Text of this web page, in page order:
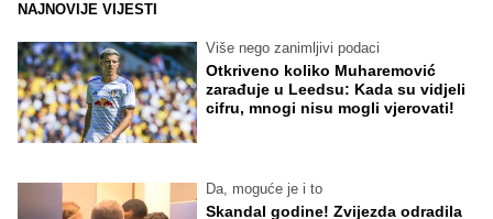
NAJNOVIJE VIJESTI
Više nego zanimljivi podaci
Otkriveno koliko Muharemović
zarađuje u Leedsu: Kada su vidjeli
cifru, mnogi nisu mogli vjerovati!
Da, moguće je i to
Skandal godine! Zvijezda odradila